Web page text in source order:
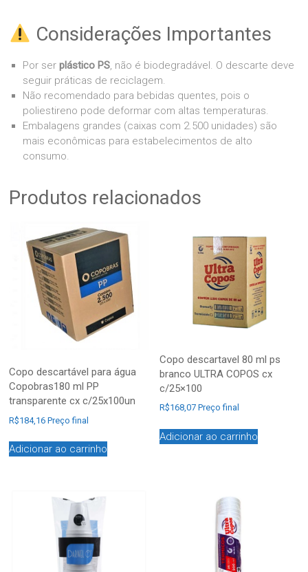
Considerações Importantes
Por serplástico PS, não é biodegradável. O descarte deve
seguir práticas de reciclagem.
Não recomendado para bebidas quentes, pois o
poliestireno pode deformar com altas temperaturas.
Embalagens grandes (caixas com 2.500 unidades) são
mais econômicas para estabelecimentos de alto
consumo.
Produtos relacionados
Copo descartável para água
Copobras180 ml PP
transparente cx c/25x100un
R$184,16 Preço final
Adicionar ao carrinho
Copo descartavel 80 ml ps
branco ULTRA COPOS cx
c/25×100
R$168,07 Preço final
Adicionar ao carrinho